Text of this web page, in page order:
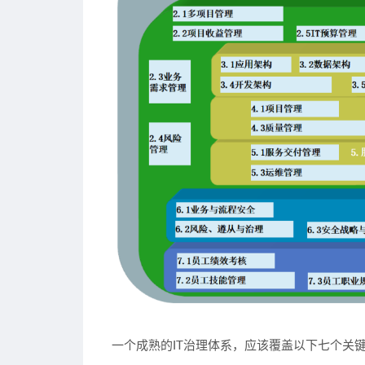
一个成熟的IT治理体系，应该覆盖以下七个关